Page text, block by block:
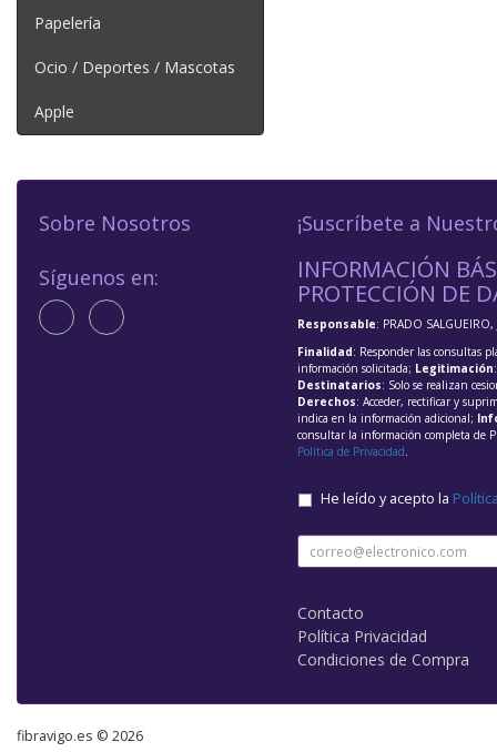
Papelería
Ocio / Deportes / Mascotas
Apple
Sobre Nosotros
Síguenos en:
¡Suscríbete a
INFORMACIÓN
PROTECCIÓN DE
Responsable: PRADO SALGUEIRO,
Finalidad: Responder las consultas
información solicitada; Legitimación
Destinatarios: Solo se realizan
Derechos: Acceder, rectificar y
indica en la información adicional;
consultar la información completa de
Política de Privacidad.
He leído y acepto la
Contacto
Política Privacidad
Condiciones de Compra
fibravigo.es © 2026